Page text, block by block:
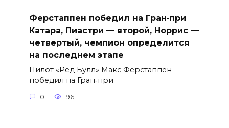
Ферстаппен победил на Гран‑при
Катара, Пиастри — второй, Норрис —
четвертый, чемпион определится
на последнем этапе
Пилот «Ред Булл» Макс Ферстаппен
победил на Гран‑при
0 96